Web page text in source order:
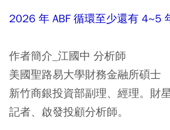
2026 年 ABF 循環至少還有 4~5
作者簡介_江國中 分析師
美國聖路易大學財務金融所碩士
新竹商銀投資部副理、經理。財
記者、啟發投顧分析師。